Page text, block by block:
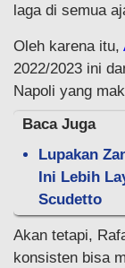
laga di semua
Oleh karena itu,
2022/2023 ini
Napoli yang
Baca Juga
Lupakan
Ini Lebih
Scudetto
Akan tetapi,
konsisten bisa